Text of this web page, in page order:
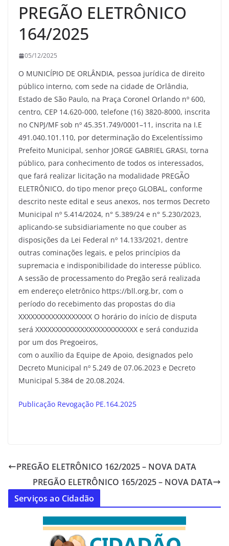
PREGÃO ELETRÔNICO
164/2025
05/12/2025
O MUNICÍPIO DE ORLÂNDIA, pessoa jurídica de direito
público interno, com sede na cidade de Orlândia,
Estado de São Paulo, na Praça Coronel Orlando nº 600,
centro, CEP 14.620-000, telefone (16) 3820-8000, inscrita
no CNPJ/MF sob nº 45.351.749/0001–11, inscrita na I.E
491.040.101.110, por determinação do Excelentíssimo
Prefeito Municipal, senhor JORGE GABRIEL GRASI, torna
público, para conhecimento de todos os interessados,
que fará realizar licitação na modalidade PREGÃO
ELETRÔNICO, do tipo menor preço GLOBAL, conforme
descrito neste edital e seus anexos, nos termos Decreto
Municipal nº 5.414/2024, n° 5.389/24 e n° 5.230/2023,
aplicando-se subsidiariamente no que couber as
disposições da Lei Federal nº 14.133/2021, dentre
outras cominações legais, e pelos princípios da
supremacia e indisponibilidade do interesse público.
A sessão de processamento do Pregão será realizada
em endereço eletrônico https://bll.org.br, com o
período do recebimento das propostas do dia
XXXXXXXXXXXXXXXXXX O horário do início de disputa
será XXXXXXXXXXXXXXXXXXXXXXXXX e será conduzida
por um dos Pregoeiros,
com o auxílio da Equipe de Apoio, designados pelo
Decreto Municipal nº 5.249 de 07.06.2023 e Decreto
Municipal 5.384 de 20.08.2024.
Publicação Revogação PE.164.2025
PREGÃO ELETRÔNICO 162/2025 – NOVA DATA
PREGÃO ELETRÔNICO 165/2025 – NOVA DATA
Serviços ao Cidadão